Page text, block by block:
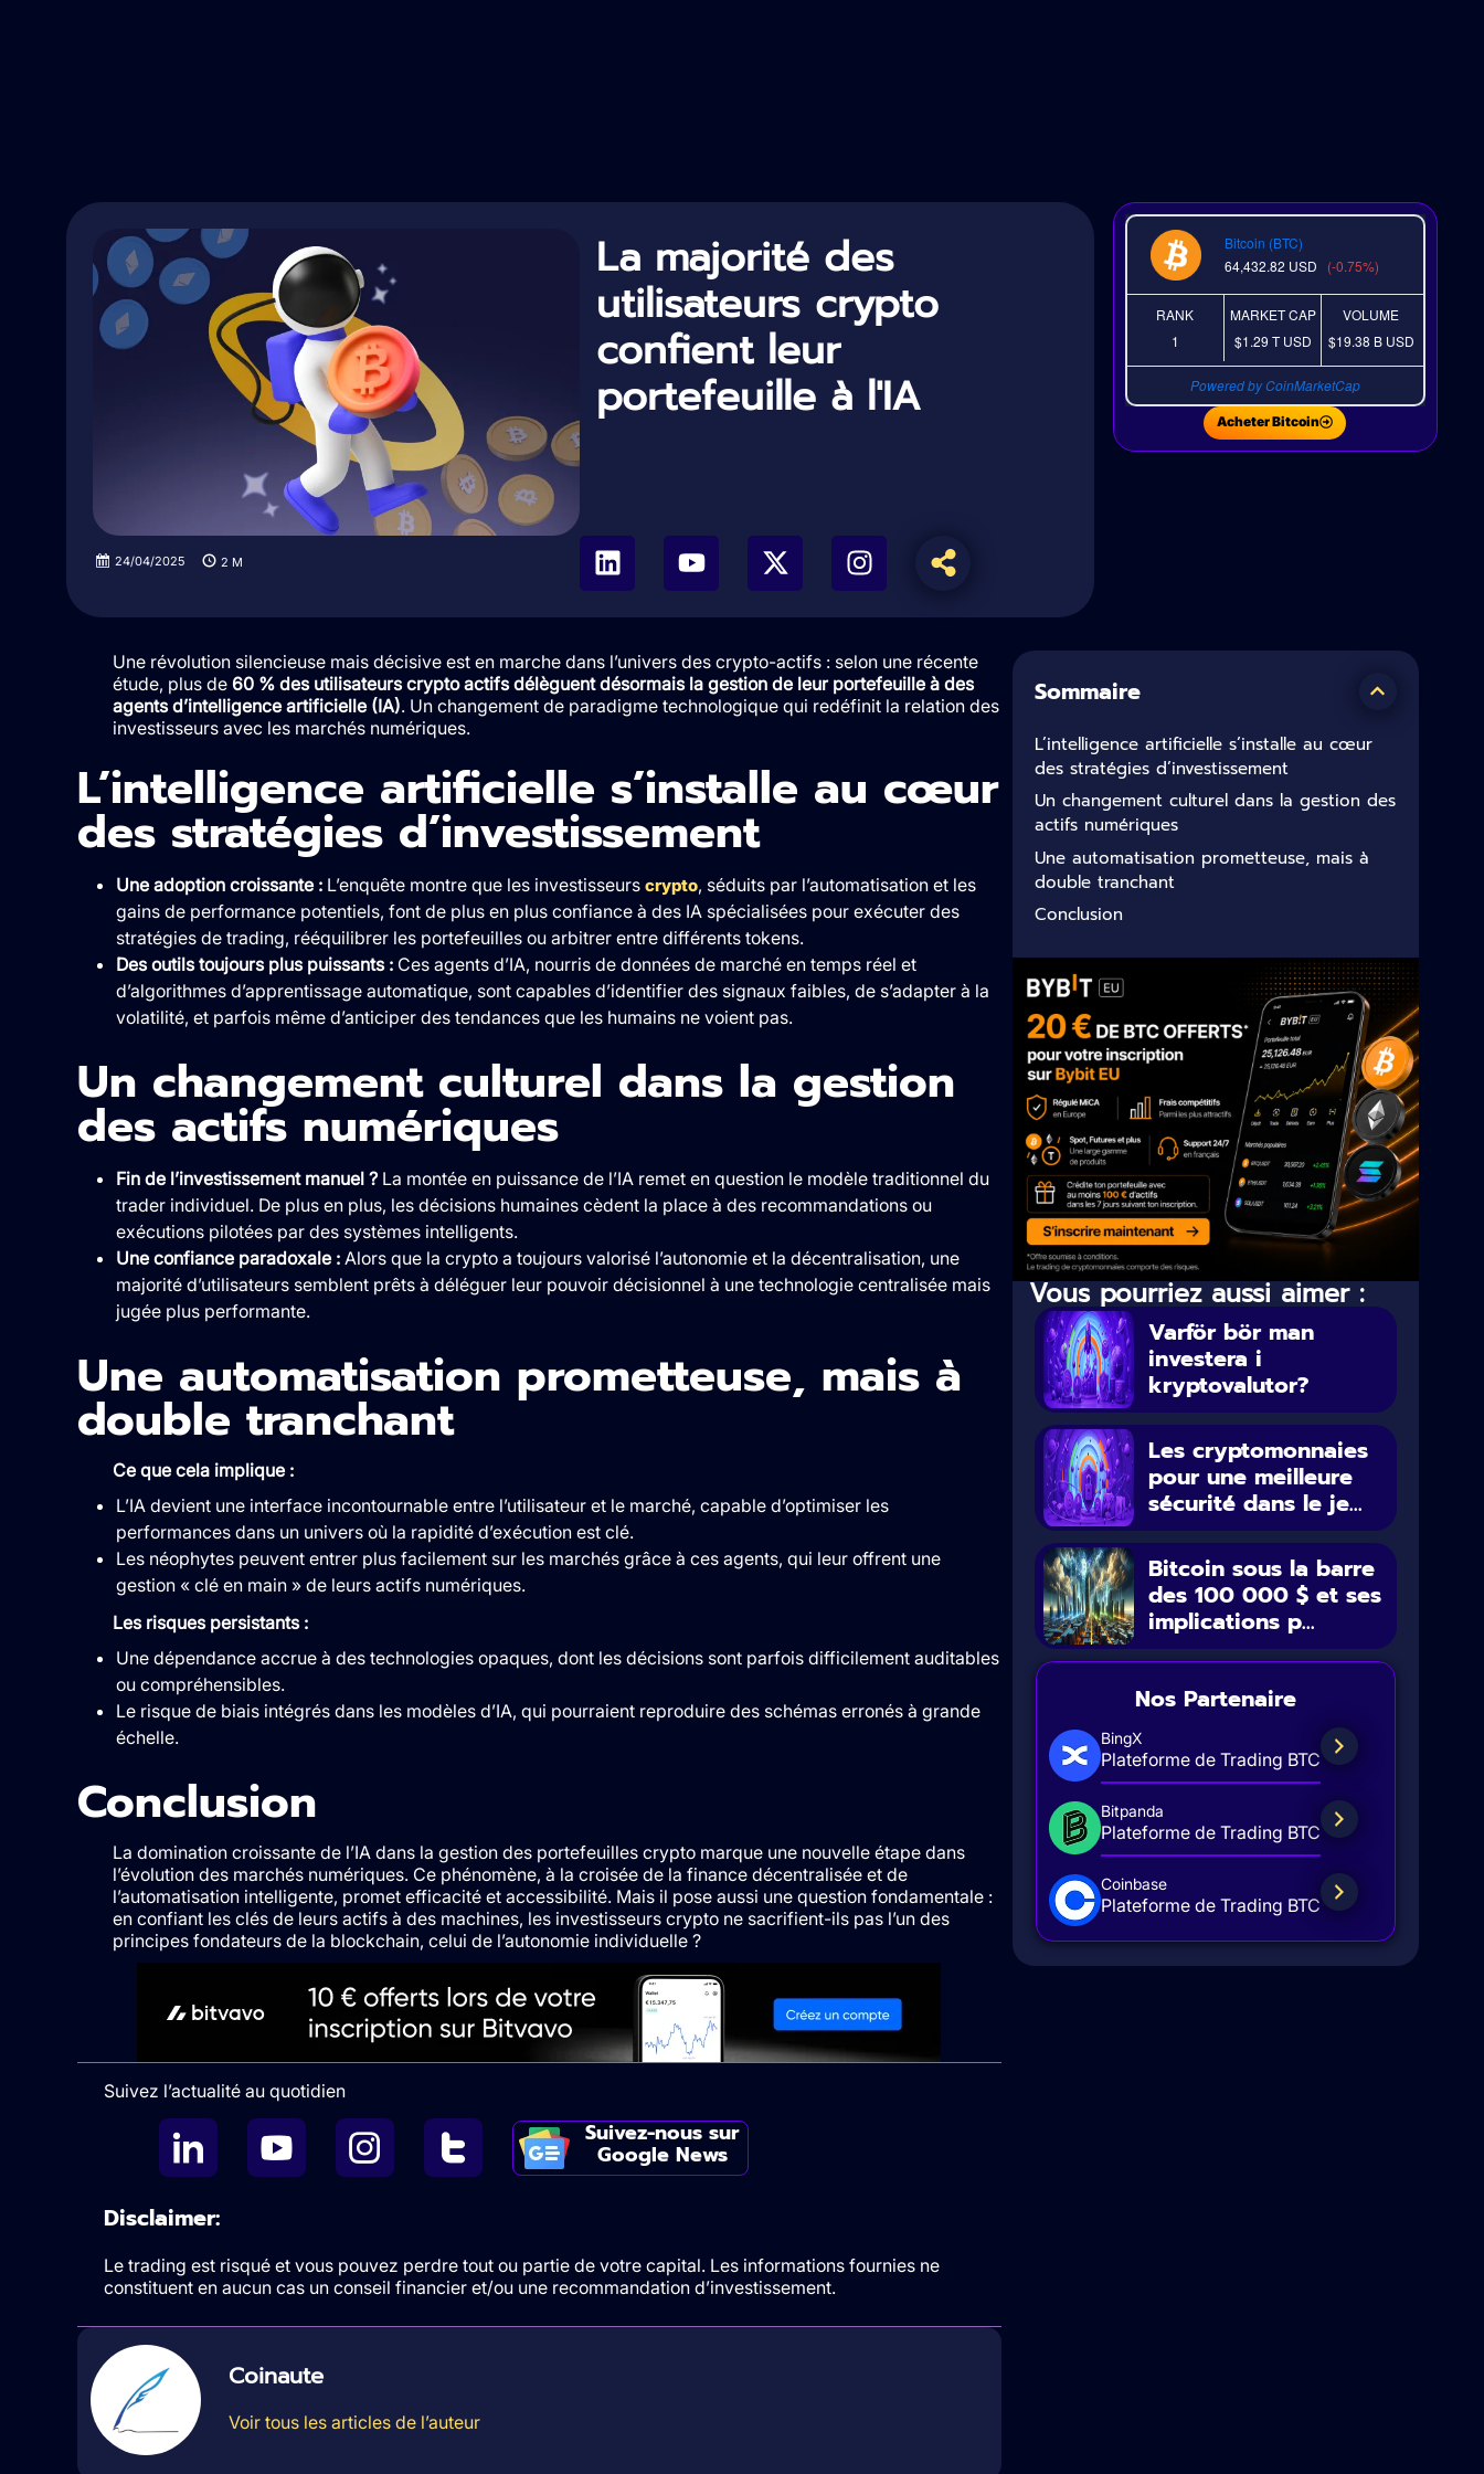
La majorité des
utilisateurs crypto
confient leur
portefeuille à l'IA
24/04/2025 2 M
Bitcoin (BTC)
64,432.82 USD (-0.75%)
RANK
1
MARKET CAP
$1.29 TUSD
VOLUME
$19.38 B USD
Powered by CoinMarketCap
Acheter Bitcoin
Une révolution silencieuse mais décisive est en marche dans l’univers des crypto-actifs : selon une récente
étude, plus de 60 % des utilisateurs crypto actifs délèguent désormais la gestion de leur portefeuille à des
agents d’intelligence artificielle (IA). Un changement de paradigme technologique qui redéfinit la relation des
investisseurs avec les marchés numériques.
L’intelligence artificielle s’installe au cœur
des stratégies d’investissement
Une adoption croissante :L’enquête montre que les investisseurs crypto, séduits par l’automatisation et les
gains de performance potentiels, font de plus en plus confiance à des IA spécialisées pour exécuter des
stratégies de trading, rééquilibrer les portefeuilles ou arbitrer entre différents tokens.
Des outils toujours plus puissants :Ces agents d’IA, nourris de données de marché en temps réel et
d’algorithmes d’apprentissage automatique, sont capables d’identifier des signaux faibles, de s’adapter à la
volatilité, et parfois même d’anticiper des tendances que les humains ne voient pas.
Un changement culturel dans la gestion
des actifs numériques
Fin de l’investissement manuel ?La montée en puissance de l’IA remet en question le modèle traditionnel du
trader individuel. De plus en plus, les décisions humaines cèdent la place à des recommandations ou
exécutions pilotées par des systèmes intelligents.
Une confiance paradoxale :Alors que la crypto a toujours valorisé l’autonomie et la décentralisation, une
majorité d’utilisateurs semblent prêts à déléguer leur pouvoir décisionnel à une technologie centralisée mais
jugée plus performante.
Une automatisation prometteuse, mais à
double tranchant
Ce que cela implique :
L’IA devient une interface incontournable entre l’utilisateur et le marché, capable d’optimiser les
performances dans un univers où la rapidité d’exécution est clé.
Les néophytes peuvent entrer plus facilement sur les marchés grâce à ces agents, qui leur offrent une
gestion « clé en main » de leurs actifs numériques.
Les risques persistants :
Une dépendance accrue à des technologies opaques, dont les décisions sont parfois difficilement auditables
ou compréhensibles.
Le risque de biais intégrés dans les modèles d’IA, qui pourraient reproduire des schémas erronés à grande
échelle.
Conclusion
La domination croissante de l’IA dans la gestion des portefeuilles crypto marque une nouvelle étape dans
l’évolution des marchés numériques. Ce phénomène, à la croisée de la finance décentralisée et de
l’automatisation intelligente, promet efficacité et accessibilité. Mais il pose aussi une question fondamentale :
en confiant les clés de leurs actifs à des machines, les investisseurs crypto ne sacrifient-ils pas l’un des
principes fondateurs de la blockchain, celui de l’autonomie individuelle ?
Suivez l’actualité au quotidien
Suivez-nous sur
Google News
Disclaimer:
Le trading est risqué et vous pouvez perdre tout ou partie de votre capital. Les informations fournies ne
constituent en aucun cas un conseil financier et/ou une recommandation d’investissement.
Coinaute
Voir tous les articles de l’auteur
Sommaire
L’intelligence artificielle s’installe au cœur
des stratégies d’investissement
Un changement culturel dans la gestion des
actifs numériques
Une automatisation prometteuse, mais à
double tranchant
Conclusion
Vous pourriez aussi aimer :
Varför bör man
investera i
kryptovalutor?
Les cryptomonnaies
pour une meilleure
sécurité dans le je...
Bitcoin sous la barre
des 100 000 $ et ses
implications p...
Nos Partenaire
BingX
Plateforme de Trading BTC
Bitpanda
Plateforme de Trading BTC
Coinbase
Plateforme de Trading BTC